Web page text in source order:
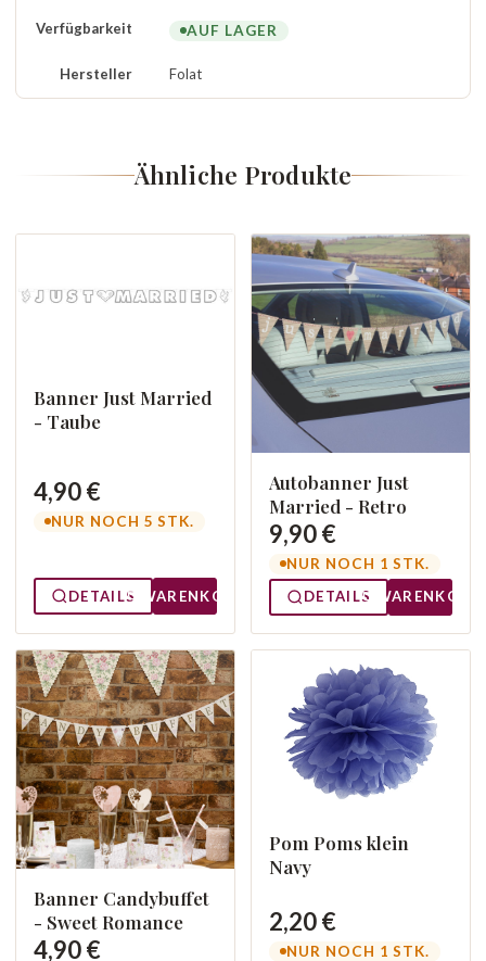
Verfügbarkeit AUF LAGER
Hersteller Folat
Ähnliche Produkte
Banner Just Married
- Taube
4,90 €
NUR NOCH 5 STK.
DETAILS WARENKORB
Autobanner Just
Married - Retro
9,90 €
NUR NOCH 1 STK.
DETAILS
WARENKORB
Banner Candybuffet
- Sweet Romance
4,90 €
Pom Poms klein
Navy
2,20 €
NUR NOCH 1 STK.